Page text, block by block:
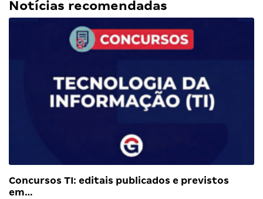
Notícias recomendadas
Concursos TI: editais publicados e previstos
em…